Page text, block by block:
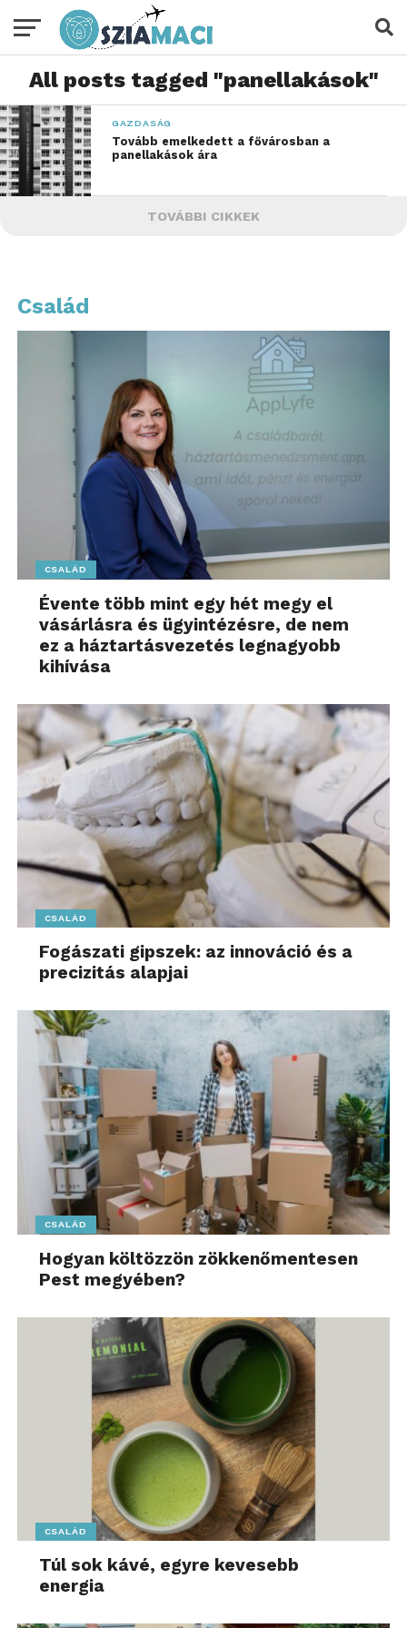
All posts tagged "panellakások"
GAZDASÁG
Tovább emelkedett a fővárosban a
panellakások ára
TOVÁBBI CIKKEK
Család
CSALÁD
Évente több mint egy hét megy el
vásárlásra és ügyintézésre, de nem
ez a háztartásvezetés legnagyobb
kihívása
CSALÁD
Fogászati gipszek: az innováció és a
precizitás alapjai
CSALÁD
Hogyan költözzön zökkenőmentesen
Pest megyében?
CSALÁD
Túl sok kávé, egyre kevesebb
energia